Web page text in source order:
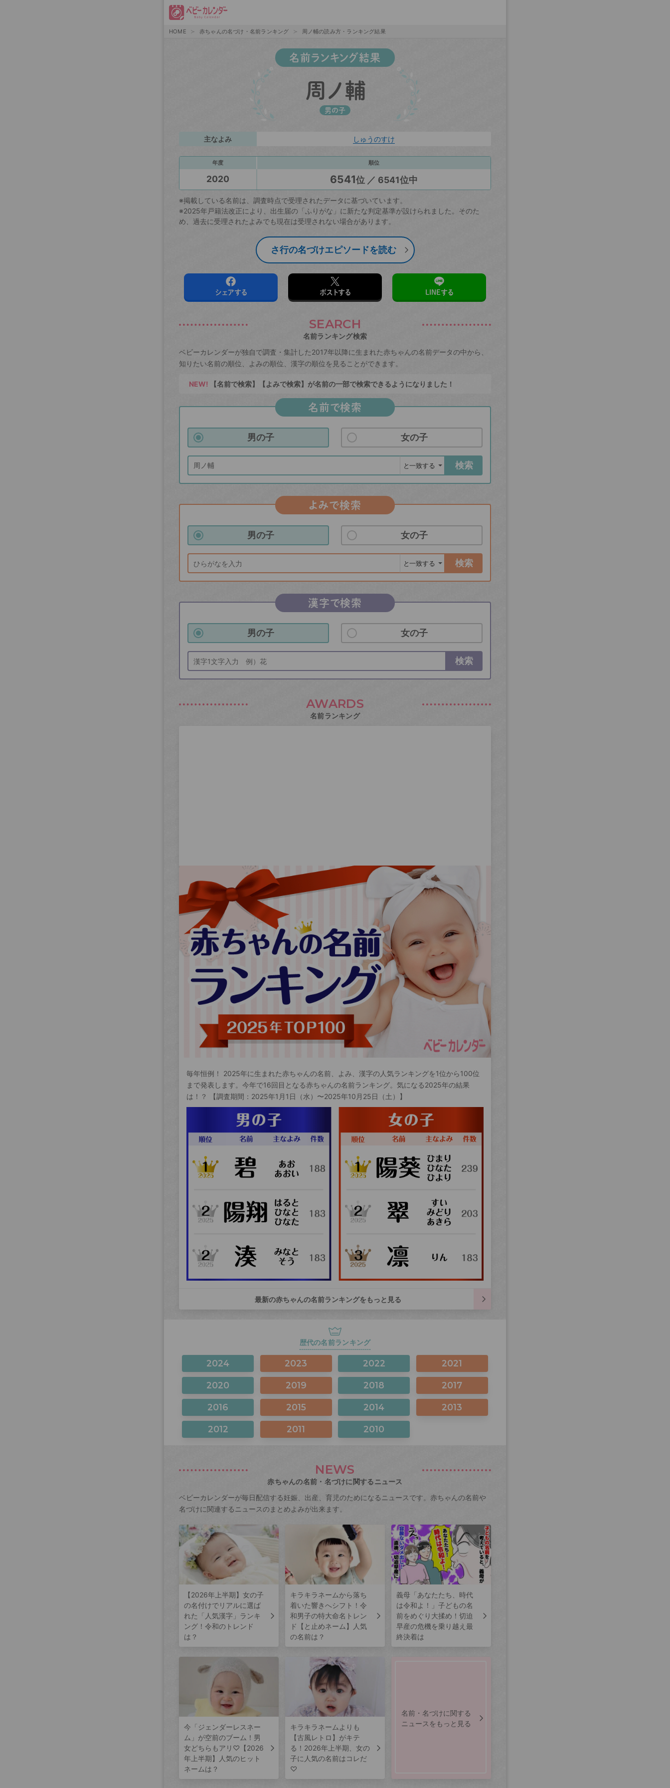
HOME 赤ちゃんの名づけ・名前ランキング 周ノ輔の読み方・ランキング結果
名前ランキング結果
周ノ輔
男の子
主なよみ しゅうのすけ
年度 順位
2020 6541位 ／ 6541位中
※掲載している名前は、調査時点で受理されたデータに基づいています。
※2025年戸籍法改正により、出生届の「ふりがな」に新たな判定基準が設けられました。そのた
め、過去に受理されたよみでも現在は受理されない場合があります。
さ行の名づけエピソードを読む
シェアする ポストする LINEする
SEARCH
名前ランキング検索
ベビーカレンダーが独自で調査・集計した2017年以降に生まれた赤ちゃんの名前データの中から、
知りたい名前の順位、よみの順位、漢字の順位を見ることができます。
NEW! 【名前で検索】【よみで検索】が名前の一部で検索できるようになりました！
名前で検索
男の子 女の子
検索
よみで検索
男の子 女の子
検索
漢字で検索
男の子 女の子
検索
AWARDS
名前ランキング
毎年恒例！ 2025年に生まれた赤ちゃんの名前、よみ、漢字の人気ランキングを1位から100位
まで発表します。今年で16回目となる赤ちゃんの名前ランキング。気になる2025年の結果
は！？ 【調査期間：2025年1月1日（水）〜2025年10月25日（土）】
最新の赤ちゃんの名前ランキングをもっと見る
歴代の名前ランキング
2024 2023 2022 2021
2020 2019 2018 2017
2016 2015 2014 2013
2012 2011 2010
NEWS
赤ちゃんの名前・名づけに関するニュース
ベビーカレンダーが毎日配信する妊娠、出産、育児のためになるニュースです。赤ちゃんの名前や
名づけに関連するニュースのまとめよみが出来ます。
【2026年上半期】女の子
の名付けでリアルに選ば
れた「人気漢字」ランキ
ング！令和のトレンド
は？
キラキラネームから落ち
着いた響きへシフト！令
和男子の特大命名トレン
ド【と止めネーム】人気
の名前は？
義母「あなたたち、時代
は令和よ！」子どもの名
前をめぐり大揉め！切迫
早産の危機を乗り越え最
終決着は
今「ジェンダーレスネー
ム」が空前のブーム！男
女どちらもアリ♡【2026
年上半期】人気のヒット
ネームは？
キラキラネームよりも
【古風レトロ】がキテ
る！2026年上半期、女の
子に人気の名前はコレだ
♡
名前・名づけに関する
ニュースをもっと見る